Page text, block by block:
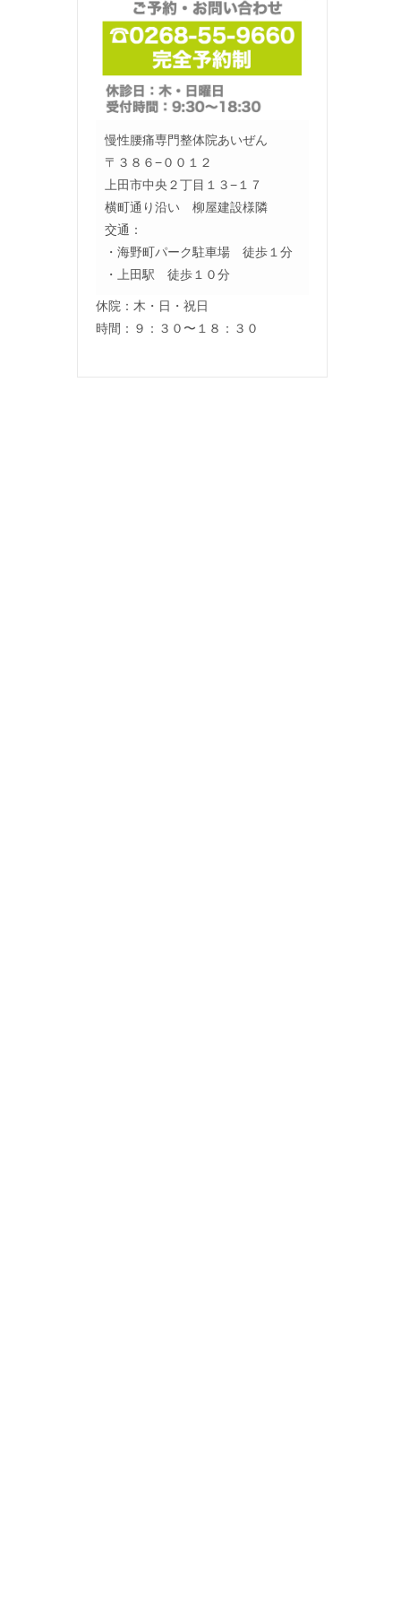
慢性腰痛専門整体院あいぜん
〒３８６−００１２
上田市中央２丁目１３−１７
横町通り沿い 柳屋建設様隣
交通：
・海野町パーク駐車場 徒歩１分
・上田駅 徒歩１０分
休院：木・日・祝日
時間：９：３０〜１８：３０